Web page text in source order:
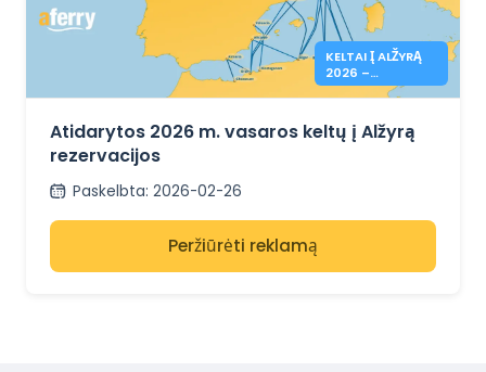
KELTAI Į ALŽYRĄ
2026 –
REZERVACIJA
Atidarytos 2026 m. vasaros keltų į Alžyrą
rezervacijos
Paskelbta: 2026-02-26
Peržiūrėti reklamą